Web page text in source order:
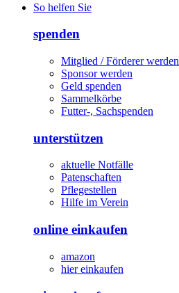
So helfen Sie
spenden
Mitglied / Förderer werden
Sponsor werden
Geld spenden
Sammelkörbe
Futter-, Sachspenden
unterstützen
aktuelle Notfälle
Patenschaften
Pflegestellen
Hilfe im Verein
online einkaufen
amazon
hier einkaufen